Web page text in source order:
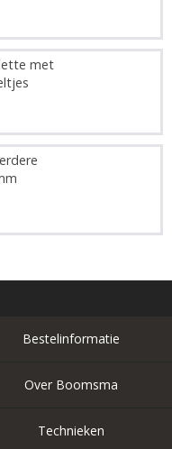
met
Bestelinformatie
Over Boomsma
Technieken